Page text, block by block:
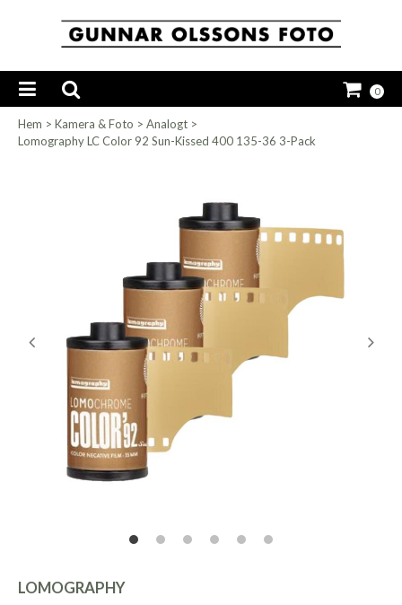
0
Hem > Kamera & Foto > Analogt >
Lomography LC Color 92 Sun-Kissed 400 135-36 3-Pack
LOMOGRAPHY